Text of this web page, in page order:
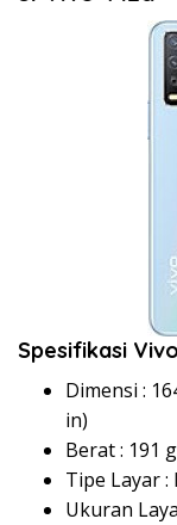
Spesifikasi
Dimensi :
in)
Berat : 191
Tipe Layar :
Ukuran